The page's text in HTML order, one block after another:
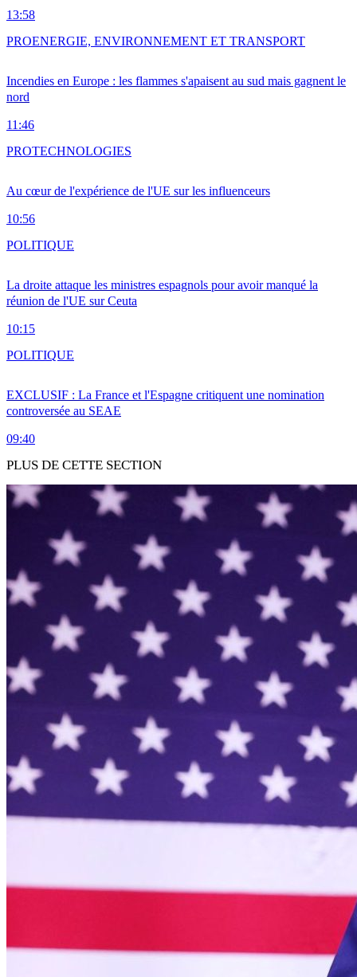
13:58
Incendies en Europe : les flammes s'apaisent au sud mais gagnent le
nord
11:46
PROENERGIE, ENVIRONNEMENT ET TRANSPORT
Au cœur de l'expérience de l'UE sur les influenceurs
10:56
PROTECHNOLOGIES
La droite attaque les ministres espagnols pour avoir manqué la
réunion de l'UE sur Ceuta
10:15
POLITIQUE
EXCLUSIF : La France et l'Espagne critiquent une nomination
controversée au SEAE
09:40
POLITIQUE
PLUS DE CETTE SECTION